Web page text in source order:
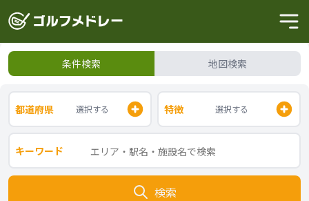
条件検索 地図検索
都道府県 選択する 特徴 選択する
キーワード
検索